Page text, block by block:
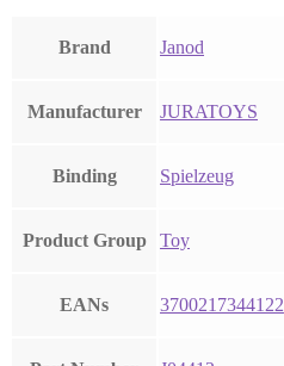
Brand Janod
Manufacturer JURATOYS
Binding Spielzeug
Product Group Toy
EANs 3700217344122